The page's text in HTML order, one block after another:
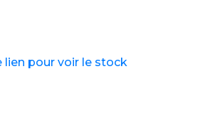
lien pour voir le stock